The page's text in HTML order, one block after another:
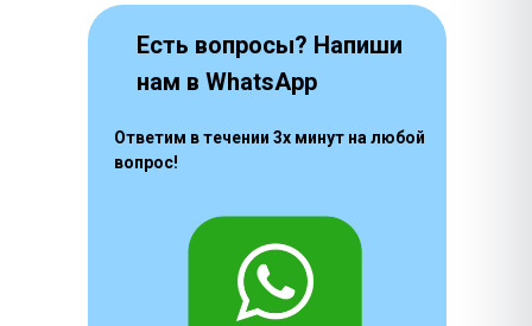
Есть вопросы? Напиши
нам в WhatsApp
Ответим в течении 3х минут на любой
вопрос!